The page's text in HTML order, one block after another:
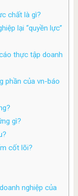
chất là gì?
lại “quyền lực”
thực tập doanh
phần của vn-báo
gì?
cốt lõi?
nghiệp của